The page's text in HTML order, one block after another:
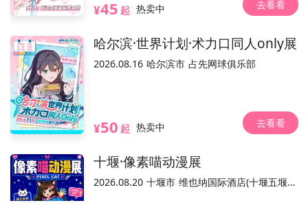
优木加奈 浦和希 瑶兔叽 花本育
活动介绍
，活动内容和合规手续由主办方负责。温馨提示：本平台仅作为本
已结束
¥45 起 热卖中 去看看
哈尔滨·世界计划·术力口同人only展
2026.08.16 哈尔滨市 占先网球俱乐部
¥50 起 热卖中 去看看
十堰·像素喵动漫展
2026.08.20 十堰市 维也纳国际酒店(十堰五堰步行街店)